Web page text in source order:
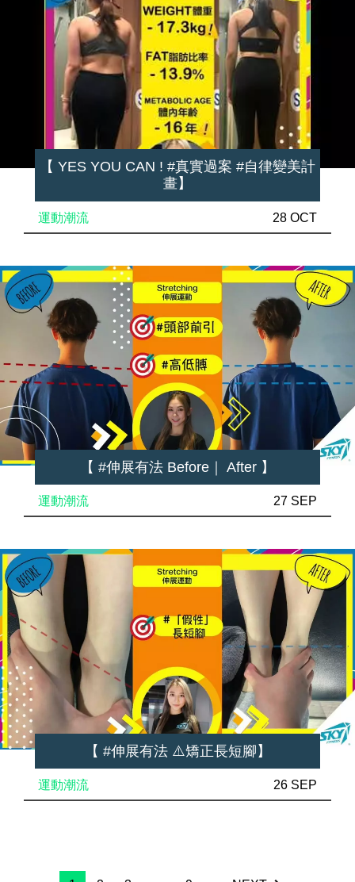
【 YES YOU CAN ! #真實過案 #自律變美計
畫】
運動潮流 28 OCT
【 #伸展有法 Before｜ After 】
運動潮流 27 SEP
【 #伸展有法 ⚠️矯正長短腳】
運動潮流 26 SEP